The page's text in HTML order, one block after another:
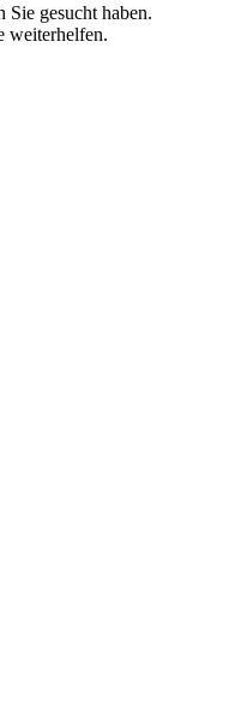
gesucht haben.
weiterhelfen.